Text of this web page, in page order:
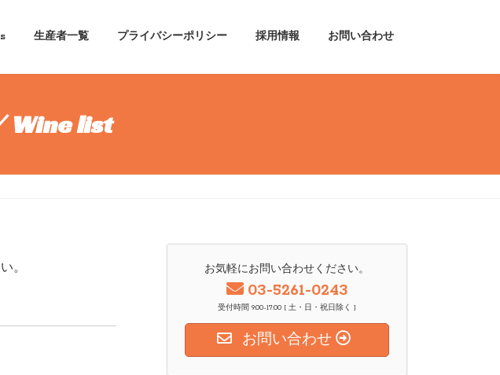
生産者一覧 プライバシーポリシー 採用情報 お問い合わせ
Wine list
。
お気軽にお問い合わせください。
03-5261-0243
受付時間 9:00-17:00 [ 土・日・祝日除く ]
お問い合わせ